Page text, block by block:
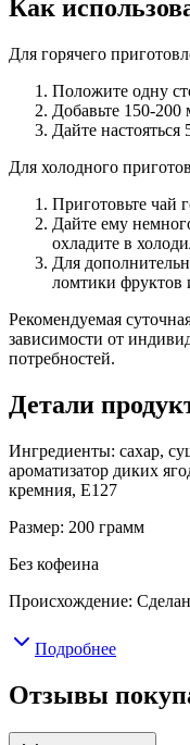
Как
Для горячего
Положите одну
Добавьте 150-
Дайте настояться
Для холодного
Приготовьте чай
Дайте ему
охладите в
Для
ломтики фруктов
Рекомендуемая
зависимости от
потребностей.
Детали
Ингредиенты: сахар,
ароматизатор диких
кремния, E127
Размер: 200 грамм
Без кофеина
Происхождение:
Подробнее
Отзывы